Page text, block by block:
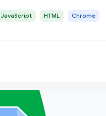
JavaScript HTML Chrome